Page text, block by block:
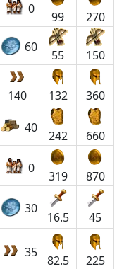
0
99 270
60
55 150
140 132 360
40
242 660
0
319 870
30
16.5 45
35
82.5 225